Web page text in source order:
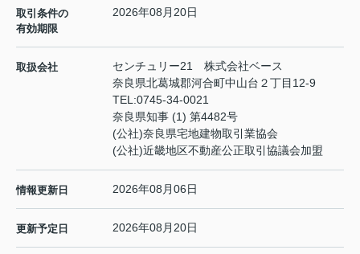
取引条件の
有効期限
2026年08月20日
取扱会社
センチュリー21 株式会社ベース
奈良県北葛城郡河合町中山台２丁目12-9
TEL:0745-34-0021
奈良県知事 (1) 第4482号
(公社)奈良県宅地建物取引業協会
(公社)近畿地区不動産公正取引協議会加盟
情報更新日 2026年08月06日
更新予定日 2026年08月20日